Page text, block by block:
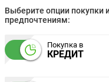
Выберите опции покупки
предпочтениям:
Покупка в
КРЕДИТ